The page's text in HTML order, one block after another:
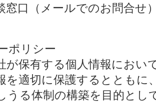
窓口（メールでのお問合せ
ポリシー
が保有する個人情報におい
を適切に保護するとともに
うる体制の構築を目的とし